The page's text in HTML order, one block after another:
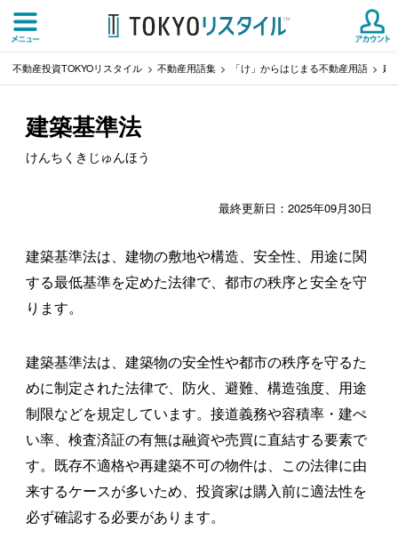
不動産投資TOKYOリスタイル 不動産用語集 「け」からはじまる不動産用語 建
建築基準法
けんちくきじゅんほう
最終更新日：2025年09月30日
建築基準法は、建物の敷地や構造、安全性、用途に関
する最低基準を定めた法律で、都市の秩序と安全を守
ります。
建築基準法は、建築物の安全性や都市の秩序を守るた
めに制定された法律で、防火、避難、構造強度、用途
制限などを規定しています。接道義務や容積率・建ぺ
い率、検査済証の有無は融資や売買に直結する要素で
す。既存不適格や再建築不可の物件は、この法律に由
来するケースが多いため、投資家は購入前に適法性を
必ず確認する必要があります。